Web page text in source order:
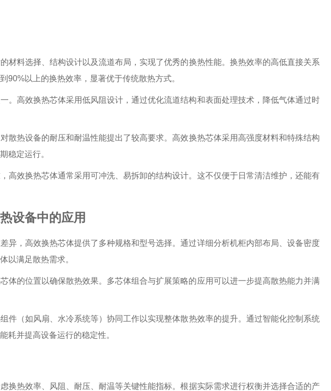
材料选择、结构设计以及流道布局，实现了优秀的换热性能。换热效率的高低直接关系
90%以上的换热效率，显著优于传统散热方式。
。高效换热芯体采用低风阻设计，通过优化流道结构和表面处理技术，降低气体通过时
散热设备的耐压和耐温性能提出了较高要求。高效换热芯体采用高强度材料和特殊结构
稳定运行。
高效换热芯体通常采用可冲洗、易拆卸的结构设计。这不仅便于日常清洁维护，还能有
设备中的应用
异，高效换热芯体提供了多种规格和型号选择。通过详细分析机柜内部布局、设备密度
以满足散热需求。
体的位置以确保散热效果。多芯体组合与扩展策略的应用可以进一步提高散热能力并满
件（如风扇、水冷系统等）协同工作以实现整体散热效率的提升。通过智能化控制系统
耗并提高设备运行的稳定性。
换热效率、风阻、耐压、耐温等关键性能指标。根据实际需求进行权衡并选择合适的产